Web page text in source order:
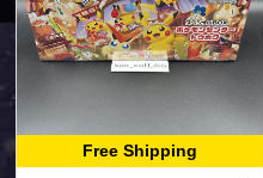
Free Shipping